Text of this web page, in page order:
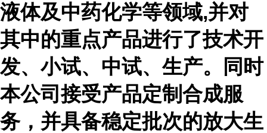
液体及中药化学等领域,并对
其中的重点产品进行了技术开
发、小试、中试、生产。同时
本公司接受产品定制合成服
务，并具备稳定批次的放大生